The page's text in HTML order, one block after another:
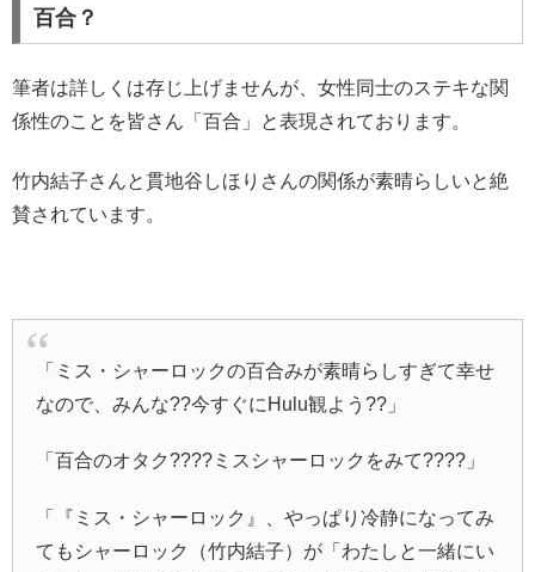
百合？
筆者は詳しくは存じ上げませんが、女性同士のステキな関
係性のことを皆さん「百合」と表現されております。
竹内結子さんと貫地谷しほりさんの関係が素晴らしいと絶
賛されています。
「ミス・シャーロックの百合みが素晴らしすぎて幸せ
なので、みんな??今すぐにHulu観よう??」
「百合のオタク????ミスシャーロックをみて????」
「『ミス・シャーロック』、やっぱり冷静になってみ
てもシャーロック（竹内結子）が「わたしと一緒にい